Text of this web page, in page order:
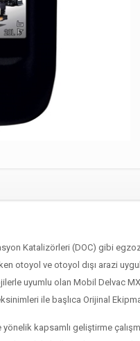
Katalizörleri (DOC) gibi
otoyol ve otoyol dışı arazi
uyumlu olan Mobil Delvac
ile başlıca Orijinal
kapsamlı geliştirme